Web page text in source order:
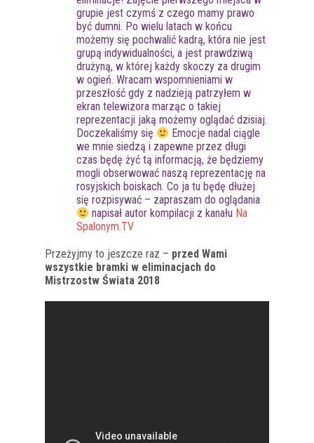
grupie jest czymś z czego mamy prawo
być dumni. Po wielu latach w końcu
możemy się pochwalić kadrą, która nie jest
grupą indywidualności, a jest prawdziwą
drużyną, w której każdy skoczy za drugim
w ogień. Wracam wspomnieniami w
przeszłość gdy z nadzieją patrzyłem w
ekran telewizora marząc o takiej
reprezentacji jaką możemy oglądać dzisiaj.
Doczekaliśmy się
Emocje nadal ciągle
we mnie siedzą i zapewne przez długi
czas będę żyć tą informacją, że będziemy
mogli obserwować naszą reprezentację na
rosyjskich boiskach. Co ja tu będę dłużej
się rozpisywać – zapraszam do oglądania
napisał autor kompilacji z kanału Na
Spalonym.TV
Przeżyjmy to jeszcze raz – przed Wami
wszystkie bramki w eliminacjach do
Mistrzostw Świata 2018